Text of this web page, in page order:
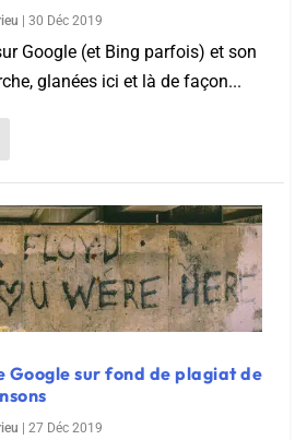
| 30 Déc 2019
Google (et Bing parfois) et son
glanées ici et là de façon...
Google sur fond de plagiat de
27 Déc 2019